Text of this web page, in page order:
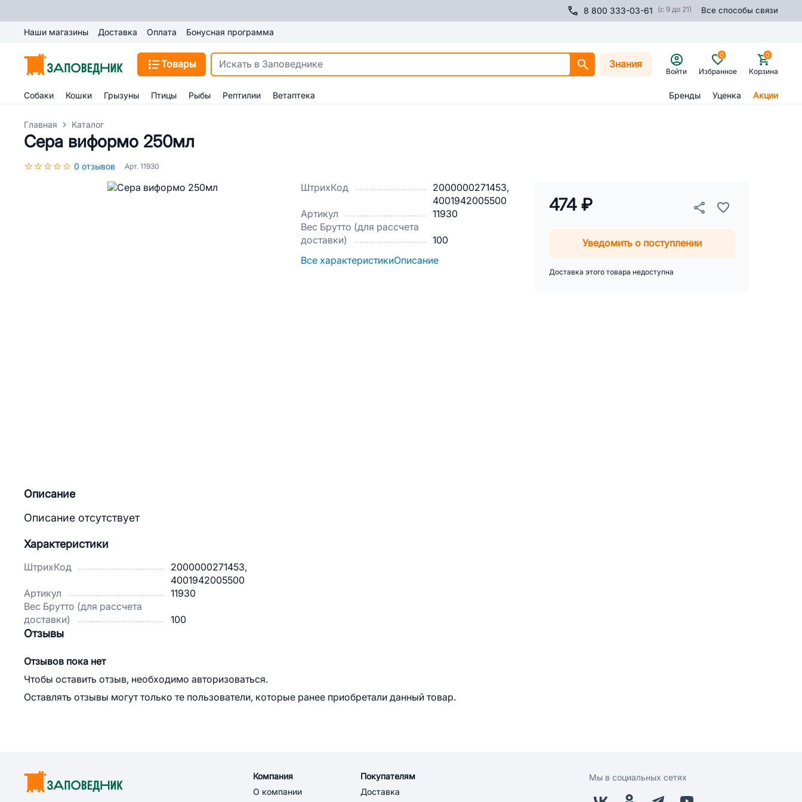
8 800 333-03-61 (с 9 до 21) Все способы связи
Наши магазины Доставка Оплата Бонусная программа
Товары Знания
Войти Избранное
0
Корзина
0
Собаки Кошки Грызуны Птицы Рыбы Рептилии Ветаптека Бренды Уценка Акции
Главная Каталог
Сера виформо 250мл
0 отзывов Арт. 11930
ШтрихКод
2000000271453,
4001942005500
Артикул
11930
Вес Брутто (для рассчета
доставки)
100
Все характеристикиОписание
474 ₽
Уведомить о поступлении
Доставка этого товара недоступна
Описание
Описание отсутствует
Характеристики
ШтрихКод
2000000271453,
4001942005500
Артикул
11930
Вес Брутто (для рассчета
доставки)
100
Отзывы
Отзывов пока нет
Чтобы оставить отзыв, необходимо авторизоваться.
Оставлять отзывы могут только те пользователи, которые ранее приобретали данный товар.
Компания
О компании
Покупателям
Доставка
Мы в социальных сетях